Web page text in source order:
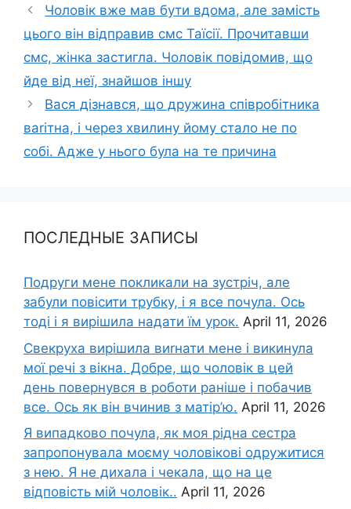
Чоловік вже мав бути вдома, але замість
цього він відправив смс Таїсії. Прочитавши
смс, жінка застигла. Чоловік повідомив, що
йде від неї, знайшов іншу
Вася дізнався, що дружина співробітника
ваrітна, і через хвилину йому стало не по
собі. Адже у нього була на те причина
ПОСЛЕДНЫЕ ЗАПИСЫ
Подруги мене покликали на зустріч, але
забули повісити трубку, і я все почула. Ось
тоді і я вирішила надати їм урок. April 11, 2026
Свекруха вирішила виrнати мене і викинула
мої речі з вікна. Добре, що чоловік в цей
день повернувся в роботи раніше і побачив
все. Ось як він вчинив з матір’ю. April 11, 2026
Я випадково почула, як моя рідна сестра
запропонувала моєму чоловікові одружитися
з нею. Я не дихала і чекала, що на це
відповість мій чоловік.. April 11, 2026